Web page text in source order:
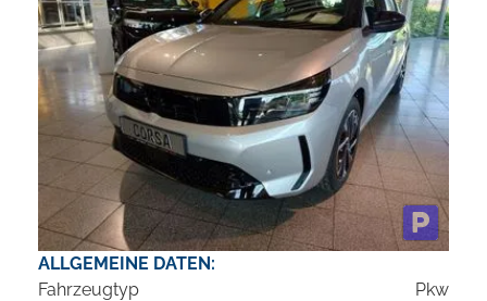
ALLGEMEINE DATEN:
Fahrzeugtyp
Pkw